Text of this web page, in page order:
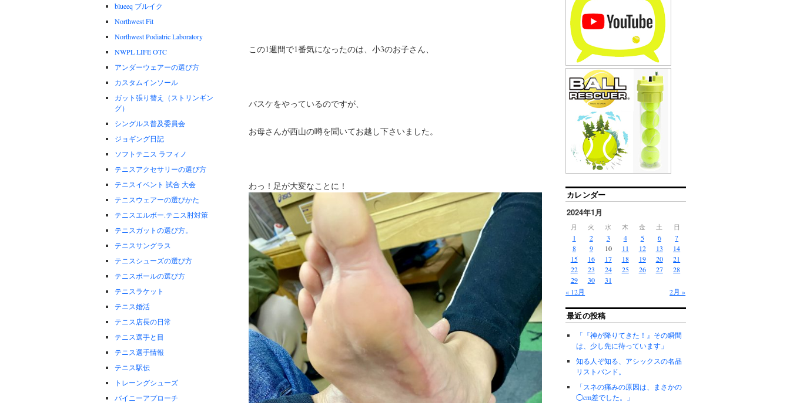
この1週間で1番気になったのは、小3のお子さん、
バスケをやっているのですが、
お母さんが西山の噂を聞いてお越し下さいました。
わっ！足が大変なことに！
blueeq ブルイク
Northwest Fit
Northwest Podiatric Laboratory
NWPL LIFE OTC
アンダーウェアーの選び方
カスタムインソール
ガット張り替え（ストリンギン
グ）
シングルス普及委員会
ジョギング日記
ソフトテニス ラフィノ
テニスアクセサリーの選び方
テニスイベント 試合 大会
テニスウェアーの選びかた
テニスエルボー.テニス肘対策
テニスガットの選び方。
テニスサングラス
テニスシューズの選び方
テニスボールの選び方
テニスラケット
テニス婚活
テニス店長の日常
テニス選手と目
テニス選手情報
テニス駅伝
トレーングシューズ
バイニーアプローチ
カレンダー
2024年1月
月 火 水 木 金 土 日
« 12月 2月 »
1 2 3 4 5 6
7
8
9 10 11 12 13
14
15
16 17 18 19 20
21
22
23 24 25 26 27
28
29
30 31
最近の投稿
「『神が降りてきた！』その瞬間
は、少し先に待っています」
知る人ぞ知る、アシックスの名品
リストバンド。
「スネの痛みの原因は、まさかの
◯cm差でした。」